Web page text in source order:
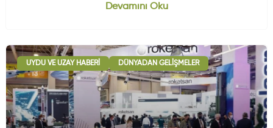
Devamını Oku
UYDU VE UZAY HABERI DÜNYADAN GELIŞMELER